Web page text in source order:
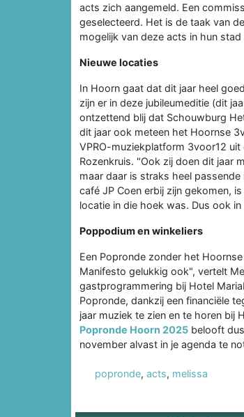
acts zich aangemeld. Een
geselecteerd. Het is de taak van
mogelijk van deze acts in hun stad
Nieuwe locaties
In Hoorn gaat dat dit jaar heel
zijn er in deze jubileumeditie (dit
ontzettend blij dat Schouwburg
dit jaar ook meteen het Hoornse
VPRO-muziekplatform 3voor12
Rozenkruis. "Ook zij doen dit jaar
maar daar is straks heel
café JP Coen erbij zijn gekomen,
locatie in die hoek was. Dus ook
Poppodium en winkeliers
Een Popronde zonder het
Manifesto gelukkig ook", vertelt
gastprogrammering bij Hotel
Popronde, dankzij een financiële
jaar muziek te zien en te horen bij
Popronde Hoorn 2025 belooft
november alvast in je agenda te
popronde, acts, melissa